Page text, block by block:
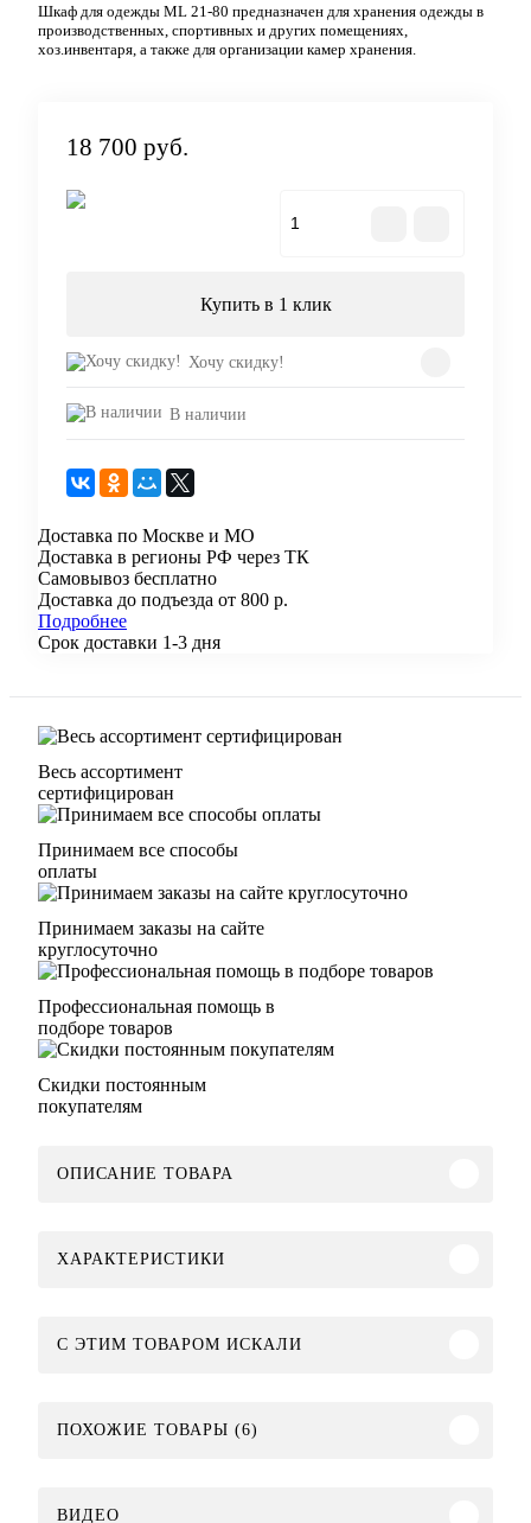
Шкаф для одежды ML 21-80 предназначен для хранения одежды в
производственных, спортивных и других помещениях,
хоз.инвентаря, а также для организации камер хранения.
18 700 руб.
Купить в 1 клик
Хочу скидку!
В наличии
Доставка по Москве и МО
Доставка в регионы РФ через ТК
Самовывоз бесплатно
Доставка до подъезда от 800 р.
Подробнее
Срок доставки 1-3 дня
Весь ассортимент
сертифицирован
Принимаем все способы
оплаты
Принимаем заказы на сайте
круглосуточно
Профессиональная помощь в
подборе товаров
Скидки постоянным
покупателям
ОПИСАНИЕ ТОВАРА
ХАРАКТЕРИСТИКИ
C ЭТИМ ТОВАРОМ ИСКАЛИ
ПОХОЖИЕ ТОВАРЫ (6)
ВИДЕО